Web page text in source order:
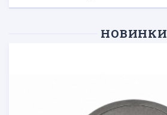
НОВИНКИ